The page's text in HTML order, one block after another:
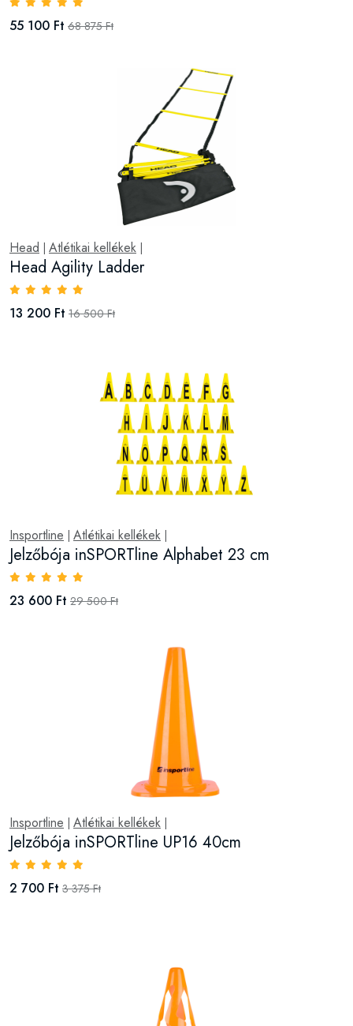
55 100 Ft 68 875 Ft
Head Atlétikai kellékek
Head Agility Ladder
13 200 Ft 16 500 Ft
Insportline Atlétikai kellékek
Jelzőbója inSPORTline Alphabet 23 cm
23 600 Ft 29 500 Ft
Insportline Atlétikai kellékek
Jelzőbója inSPORTline UP16 40cm
2 700 Ft 3 375 Ft